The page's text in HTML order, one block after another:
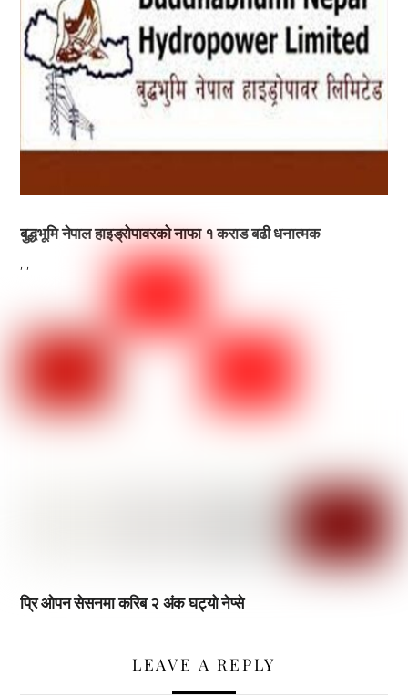
बुद्धभूमि नेपाल हाइड्रोपावरको नाफा १ कराड बढी धनात्मक
, ,
प्रि ओपन सेसनमा करिब २ अंक घट्यो नेप्से
LEAVE A REPLY